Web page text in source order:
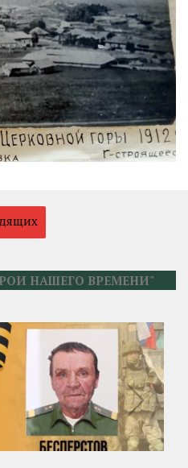
НАШЕГО ВРЕМЕНИ"